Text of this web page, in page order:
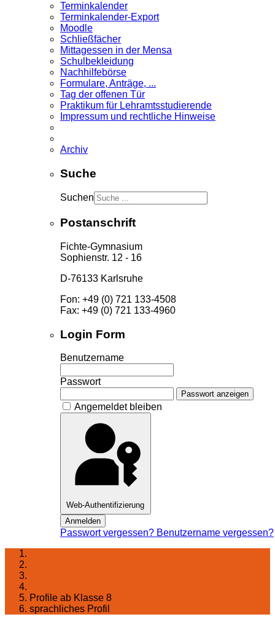
Terminkalender
Terminkalender-Export
Moodle
Schließfächer
Mittagessen in der Mensa
Schulbekleidung
Nachhilfebörse
Formulare, Anträge, ...
Tag der offenen Tür
Praktikum für Lehramts­studierende
Impressum und rechtliche Hinweise
Archiv
Suche
Suchen
Postanschrift
Fichte-Gymnasium
Sophienstr. 12 - 16
D-76133 Karlsruhe
Fon: +49 (0) 721 133-4508
Fax: +49 (0) 721 133-4960
Login Form
Benutzername
Passwort
Passwort anzeigen
Angemeldet bleiben
Web-Authentifizierung
Anmelden
Passwort vergessen? Benutzername vergessen?
Profile ab Klasse 8
sprachliches Profil